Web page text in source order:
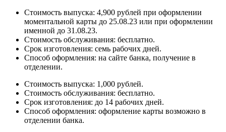
Стоимость выпуска: 4,900 рублей при оформлении
моментальной карты до 25.08.23 или при оформлении
именной до 31.08.23.
Стоимость обслуживания: бесплатно.
Срок изготовления: семь рабочих дней.
Способ оформления: на сайте банка, получение в
отделении.
Стоимость выпуска: 1,000 рублей.
Стоимость обслуживания: бесплатно.
Срок изготовления: до 14 рабочих дней.
Способ оформления: оформление карты возможно в
отделении банка.